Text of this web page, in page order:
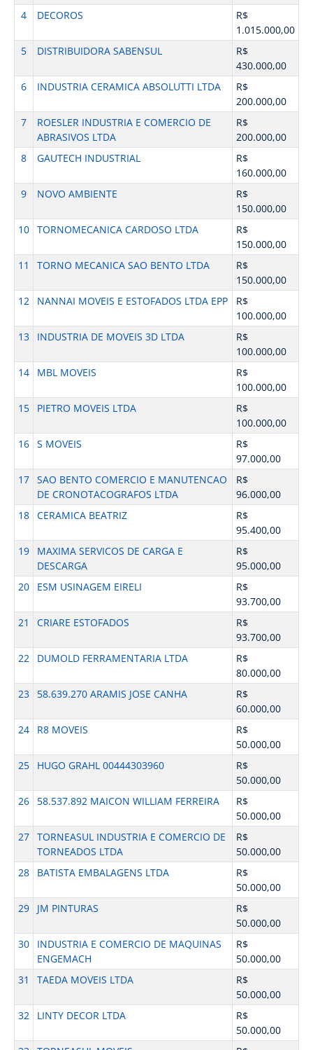
4
DECOROS
R$
1.015.000,00
5
DISTRIBUIDORA SABENSUL
R$
430.000,00
6
INDUSTRIA CERAMICA ABSOLUTTI LTDA
R$
200.000,00
7
ROESLER INDUSTRIA E COMERCIO DE
ABRASIVOS LTDA
R$
200.000,00
8
GAUTECH INDUSTRIAL
R$
160.000,00
9
NOVO AMBIENTE
R$
150.000,00
10 TORNOMECANICA CARDOSO LTDA
R$
150.000,00
11
TORNO MECANICA SAO BENTO LTDA
R$
150.000,00
12
NANNAI MOVEIS E ESTOFADOS LTDA EPP
R$
100.000,00
13
INDUSTRIA DE MOVEIS 3D LTDA
R$
100.000,00
14
MBL MOVEIS
R$
100.000,00
15
PIETRO MOVEIS LTDA
R$
100.000,00
16 S MOVEIS
R$
97.000,00
17 SAO BENTO COMERCIO E MANUTENCAO
DE CRONOTACOGRAFOS LTDA
R$
96.000,00
18 CERAMICA BEATRIZ
R$
95.400,00
19
MAXIMA SERVICOS DE CARGA E
DESCARGA
R$
95.000,00
20
ESM USINAGEM EIRELI
R$
93.700,00
21
CRIARE ESTOFADOS
R$
93.700,00
22
DUMOLD FERRAMENTARIA LTDA
R$
80.000,00
23
58.639.270 ARAMIS JOSE CANHA
R$
60.000,00
24
R8 MOVEIS
R$
50.000,00
25
HUGO GRAHL 00444303960
R$
50.000,00
26
58.537.892 MAICON WILLIAM FERREIRA
R$
50.000,00
27 TORNEASUL INDUSTRIA E COMERCIO DE
TORNEADOS LTDA
R$
50.000,00
28
BATISTA EMBALAGENS LTDA
R$
50.000,00
29
JM PINTURAS
R$
50.000,00
30
INDUSTRIA E COMERCIO DE MAQUINAS
ENGEMACH
R$
50.000,00
31
TAEDA MOVEIS LTDA
R$
50.000,00
32
LINTY DECOR LTDA
R$
50.000,00